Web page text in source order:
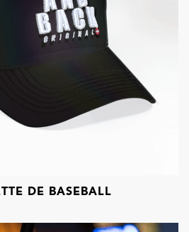
DE BASEBALL